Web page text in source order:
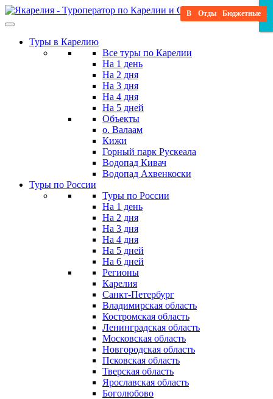
Skip
to
contentТуры в Карелию
Все туры по Карелии
На 1 день
На 2 дня
На 3 дня
На 4 дня
На 5 дней
Объекты
о. Валаам
Кижи
Горный парк Рускеала
Водопад Кивач
Водопад Ахвенкоски
Туры по России
Туры по России
На 1 день
На 2 дня
На 3 дня
На 4 дня
На 5 дней
На 6 дней
Регионы
Карелия
Санкт-Петербург
Владимирская область
Костромская область
Ленинградская область
Московская область
Новгородская область
Псковская область
Тверская область
Ярославская область
Боголюбово
Научитесь новому
В гости к Деду Морозу
Для детей
Мистический
Релаксационный
Насыщенный
Отдых в глэмпинге
Семейный
Бюджетные ×××